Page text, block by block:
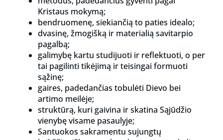
Kristaus mokymą;
bendruomenę, siekiančią to paties idealo;
dvasinę, žmogišką ir materialią savitarpio
pagalbą;
galimybę kartu studijuoti ir reflektuoti, o per
tai pagilinti tikėjimą ir teisingai formuoti
sąžinę;
gaires, padedančias tobulėti Dievo bei
artimo meilėje;
struktūrą, kuri gaivina ir skatina Sąjūdžio
vienybę visame pasaulyje;
Santuokos sakramentu sujungtų